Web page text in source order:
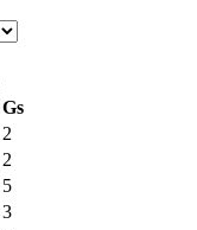
Gs
2
2
5
3